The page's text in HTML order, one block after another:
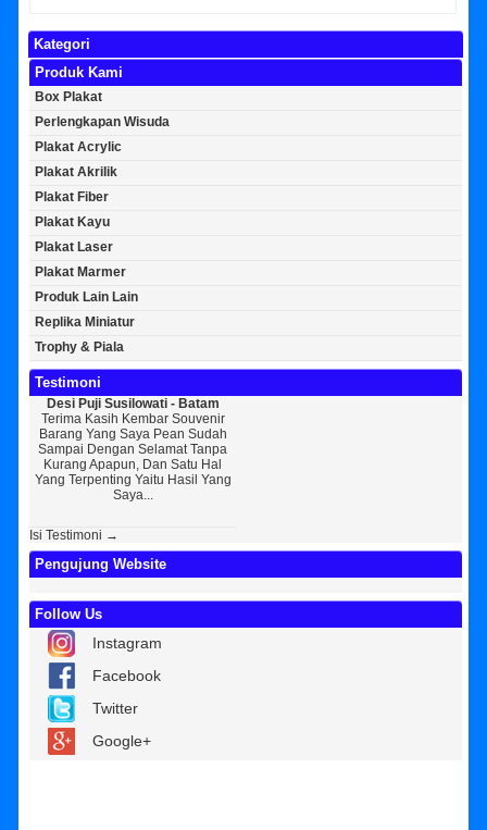
Kategori
Produk Kami
Box Plakat
Perlengkapan Wisuda
Plakat Acrylic
Plakat Akrilik
Plakat Fiber
Plakat Kayu
Plakat Laser
Plakat Marmer
Produk Lain Lain
Replika Miniatur
Trophy & Piala
Testimoni
Desi Puji Susilowati - Batam
Terima Kasih Kembar Souvenir
Barang Yang Saya Pean Sudah
Sampai Dengan Selamat Tanpa
Kurang Apapun, Dan Satu Hal
Yang Terpenting Yaitu Hasil Yang
Saya...
Isi Testimoni →
Pengujung Website
Follow Us
Instagram
Facebook
Twitter
Google+